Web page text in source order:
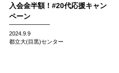
入会金半額！#20代応援キャン
ペーン
2024.9.9
都立大(目黒)センター